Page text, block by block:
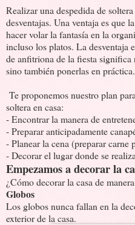
Realizar una despedida de
desventajas. Una ventaja es que
hacer volar la fantasía en la
incluso los platos. La desventaja
de anfitriona de la fiesta significa
sino también ponerlas en práctica.
Te proponemos nuestro plan
soltera en casa:
- Encontrar la manera de
- Preparar anticipadamente
- Planear la cena (preparar carne
- Decorar el lugar donde se
Empezamos a decorar la
¿Cómo decorar la casa de
Globos
Los globos nunca fallan en la
exterior de la casa.